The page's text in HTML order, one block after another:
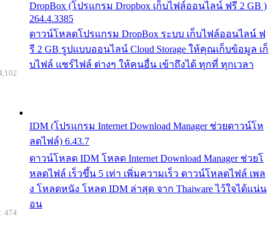
DropBox (โปรแกรม Dropbox เก็บไฟล์ออนไลน์ ฟรี 2 GB )
264.4.3385
ดาวน์โหลดโปรแกรม DropBox ระบบ เก็บไฟล์ออนไลน์ ฟ
รี 2 GB รูปแบบออนไลน์ Cloud Storage ให้คุณเก็บข้อมูล เก็
บไฟล์ แชร์ไฟล์ ต่างๆ ให้คนอื่น เข้าถึงได้ ทุกที่ ทุกเวลา
IDM (โปรแกรม Internet Download Manager ช่วยดาวน์โห
ลดไฟล์) 6.43.7
ดาวน์โหลด IDM โหลด Internet Download Manager ช่วยโ
หลดไฟล์ เร็วขึ้น 5 เท่า เพิ่มความเร็ว ดาวน์โหลดไฟล์ เพล
ง โหลดหนัง โหลด IDM ล่าสุด จาก Thaiware ไว้ใจได้แน่น
อน
474